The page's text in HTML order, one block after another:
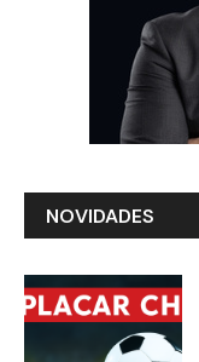
NOVIDADES